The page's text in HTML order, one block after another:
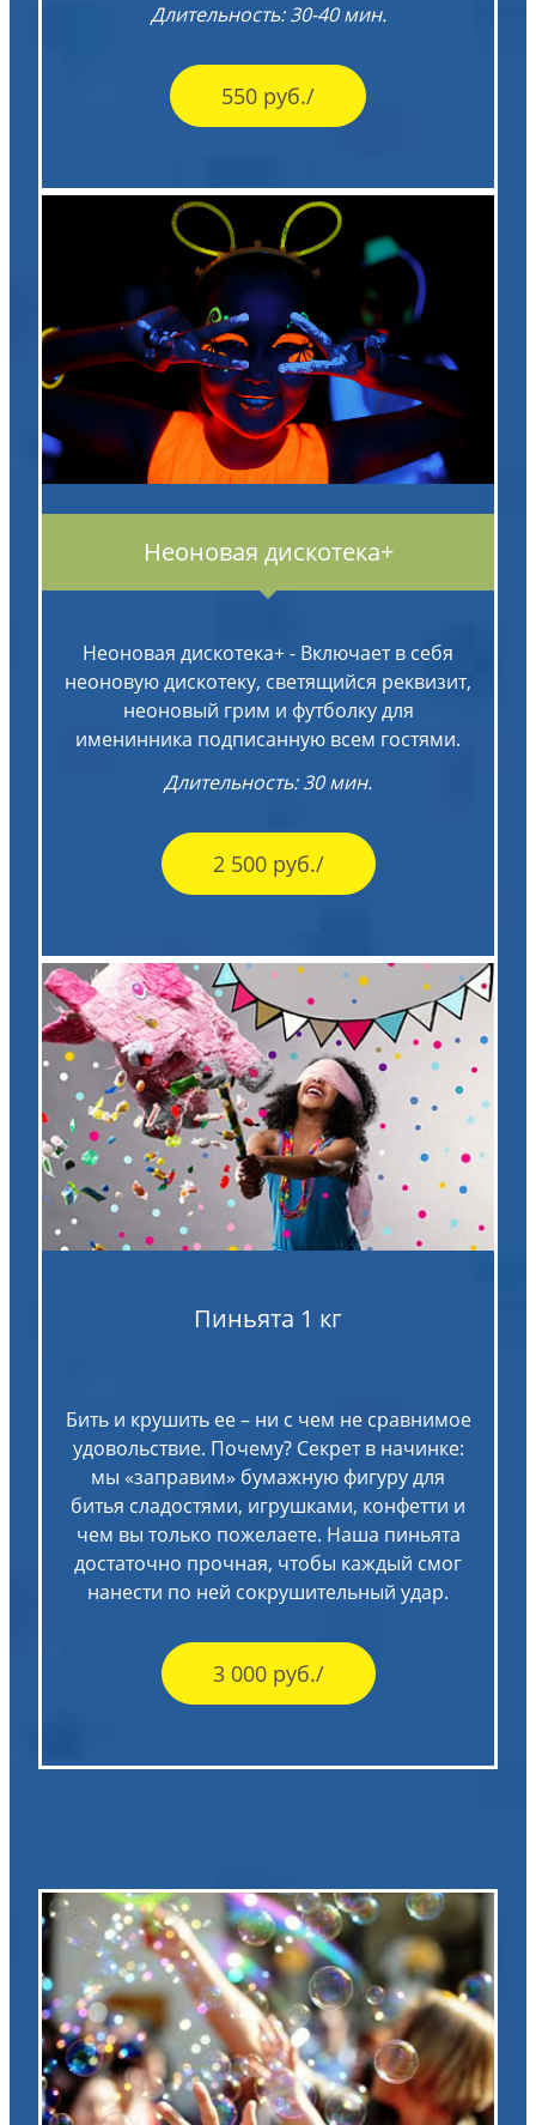
Длительность: 30-40 мин.
550 руб./
Неоновая дискотека+
Неоновая дискотека+ - Включает в себя
неоновую дискотеку, светящийся реквизит,
неоновый грим и футболку для
именинника подписанную всем гостями.
Длительность: 30 мин.
2 500 руб./
Пиньята 1 кг
Бить и крушить ее – ни с чем не сравнимое
удовольствие. Почему? Секрет в начинке:
мы «заправим» бумажную фигуру для
битья сладостями, игрушками, конфетти и
чем вы только пожелаете. Наша пиньята
достаточно прочная, чтобы каждый смог
нанести по ней сокрушительный удар.
3 000 руб./